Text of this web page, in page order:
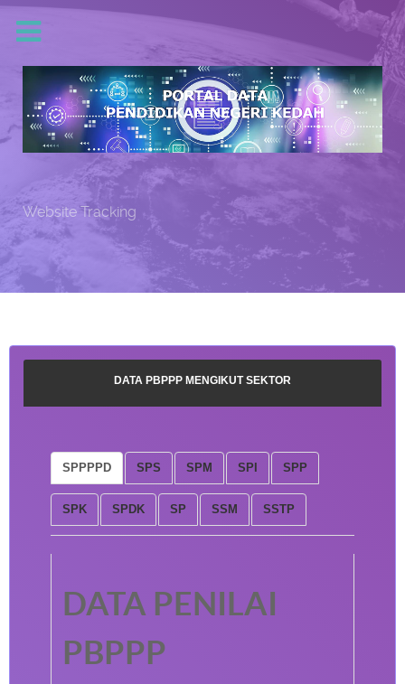
Website Tracking
DATA PBPPP MENGIKUT SEKTOR
SPPPPD SPS SPM SPI SPP
SPK SPDK SP SSM SSTP
DATA PENILAI
PBPPP